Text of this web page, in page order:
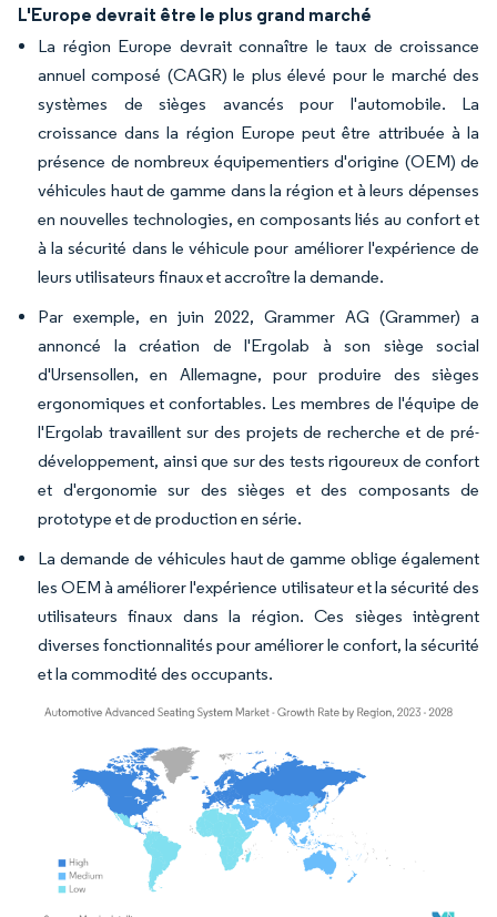
L'Europe devrait être le plus grand marché
La région Europe devrait connaître le taux de croissance
annuel composé (CAGR) le plus élevé pour le marché des
systèmes de sièges avancés pour l'automobile. La
croissance dans la région Europe peut être attribuée à la
présence de nombreux équipementiers d'origine (OEM) de
véhicules haut de gamme dans la région et à leurs dépenses
en nouvelles technologies, en composants liés au confort et
à la sécurité dans le véhicule pour améliorer l'expérience de
leurs utilisateurs finaux et accroître la demande.
Par exemple, en juin 2022, Grammer AG (Grammer) a
annoncé la création de l'Ergolab à son siège social
d'Ursensollen, en Allemagne, pour produire des sièges
ergonomiques et confortables. Les membres de l'équipe de
l'Ergolab travaillent sur des projets de recherche et de pré-
développement, ainsi que sur des tests rigoureux de confort
et d'ergonomie sur des sièges et des composants de
prototype et de production en série.
La demande de véhicules haut de gamme oblige également
les OEM à améliorer l'expérience utilisateur et la sécurité des
utilisateurs finaux dans la région. Ces sièges intègrent
diverses fonctionnalités pour améliorer le confort, la sécurité
et la commodité des occupants.